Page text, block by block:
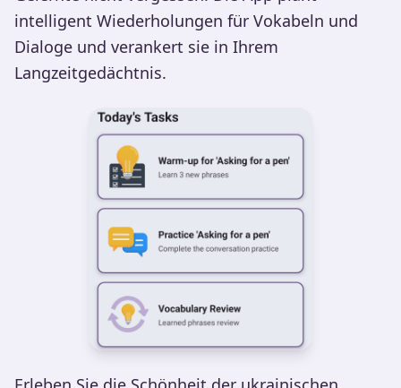
intelligent Wiederholungen für Vokabeln und
Dialoge und verankert sie in Ihrem
Langzeitgedächtnis.